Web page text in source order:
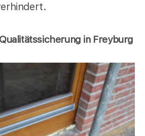
in Freyburg